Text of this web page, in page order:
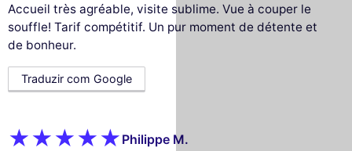
Accueil très agréable, visite sublime. Vue à couper le
souffle! Tarif compétitif. Un pur moment de détente et
de bonheur.
Traduzir com Google
Philippe M.